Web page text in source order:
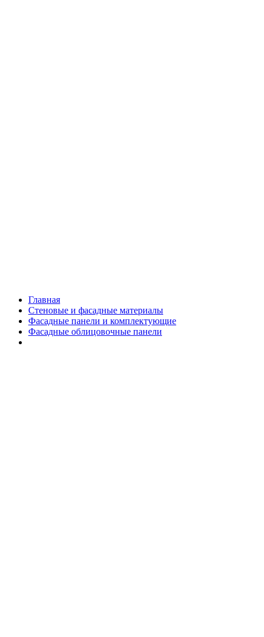
Главная
Стеновые и фасадные материалы
Фасадные панели и комплектующие
Фасадные облицовочные панели